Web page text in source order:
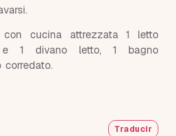
con cucina attrezzata 1 letto
e 1 divano letto, 1 bagno
Traducir